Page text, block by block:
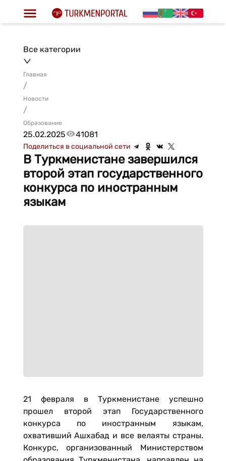
Все категории
Главная
/
Новости
/
Образование
25.02.2025 41081
Поделиться в социальной сети
В Туркменистане завершился
второй этап государственного
конкурса по иностранным
языкам
21 февраля в Туркменистане успешно
прошел второй этап Государственного
конкурса по иностранным языкам,
охвативший Ашхабад и все велаяты страны.
Конкурс, организованный Министерством